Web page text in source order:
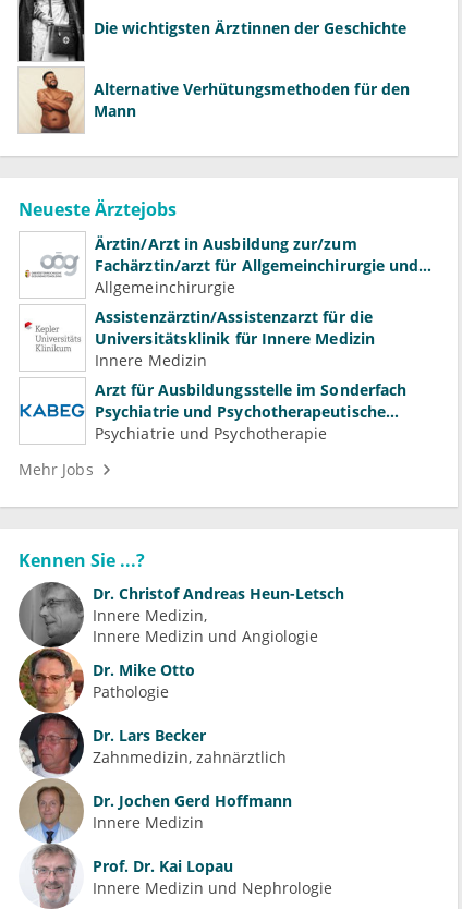
Die wichtigsten Ärztinnen der Geschichte
Alternative Verhütungsmethoden für den
Mann
Neueste Ärztejobs
Ärztin/Arzt in Ausbildung zur/zum
Fachärztin/arzt für Allgemeinchirurgie und
Gefäßchirurgie
Allgemeinchirurgie
Assistenzärztin/Assistenzarzt für die
Universitätsklinik für Innere Medizin
Innere Medizin
Arzt für Ausbildungsstelle im Sonderfach
Psychiatrie und Psychotherapeutische
Medizin (m/w/d)
Psychiatrie und Psychotherapie
Mehr Jobs
Kennen Sie ...?
Dr. Christof Andreas Heun-Letsch
Innere Medizin
Innere Medizin und Angiologie
Dr. Mike Otto
Pathologie
Dr. Lars Becker
Zahnmedizin, zahnärztlich
Dr. Jochen Gerd Hoffmann
Innere Medizin
Prof. Dr. Kai Lopau
Innere Medizin und Nephrologie